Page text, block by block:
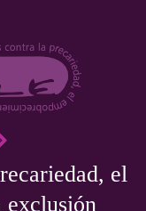
el
exclusión